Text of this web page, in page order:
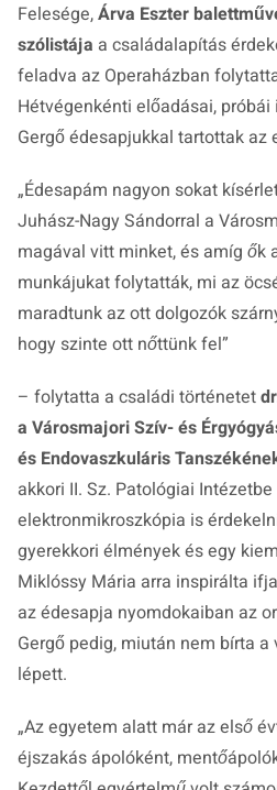
Felesége,Árva Eszter
szólistája a családalapítás
feladva az Operaházban
Hétvégenkénti előadásai,
Gergő édesapjukkal tartottak az
„Édesapám nagyon sokat
Juhász-Nagy Sándorral a
magával vitt minket, és amíg ők
munkájukat folytatták, mi az
maradtunk az ott dolgozók
hogy szinte ott nőttünk fel”
– folytatta a családi történetet
a Városmajori Szív- és
és Endovaszkuláris
akkori II. Sz. Patológiai
elektronmikroszkópia is
gyerekkori élmények és egy
Miklóssy Mária arra inspirálta
az édesapja nyomdokaiban az
Gergő pedig, miután nem bírta a
lépett.
„Az egyetem alatt már az első
éjszakás ápolóként,